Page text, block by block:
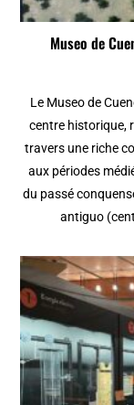
Museo de
Le Museo de
centre historique,
travers une riche
aux périodes
du passé
antiguo